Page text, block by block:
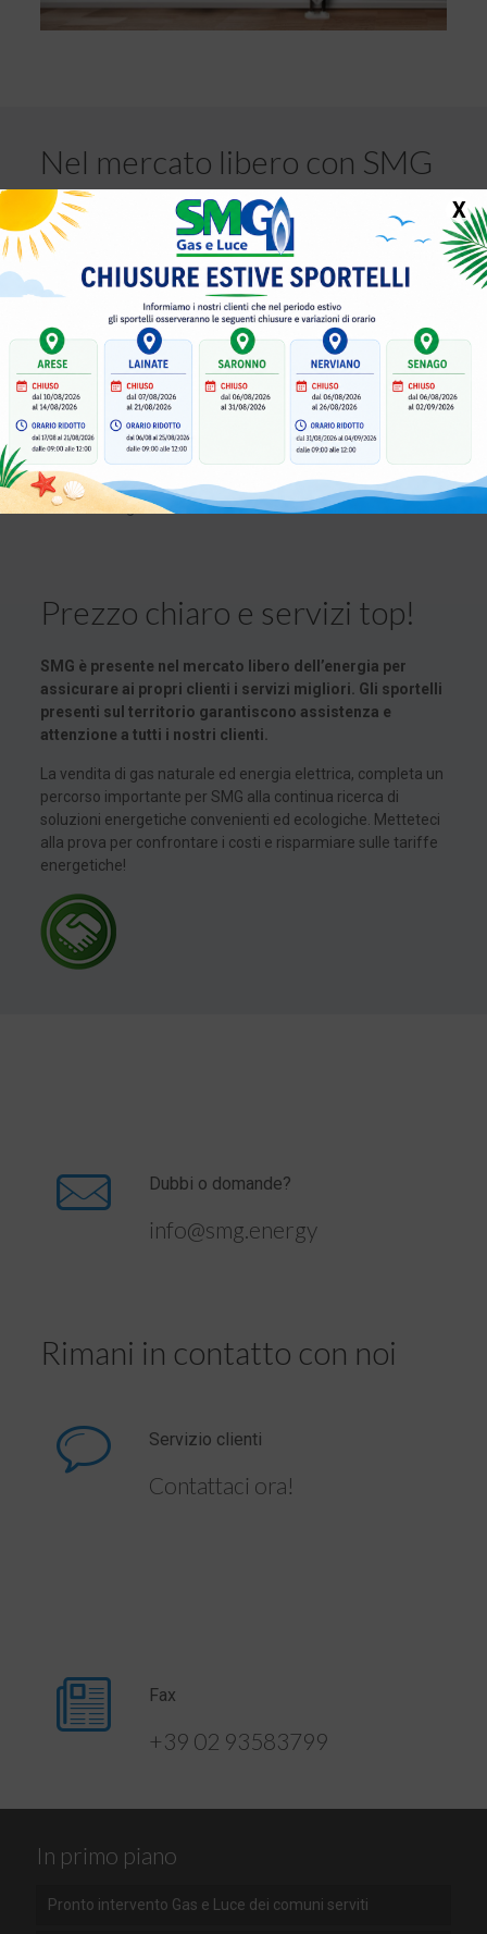
Nel mercato libero con SMG
Assistenza sul territorio tramite sportelli
Letture effettive mensili o bimestrali
Le migliori offerte per risparmiare sui consumi di
casa e attività
Fornitura gas e energia elettrica a prezzi
vantaggiosi e garanzia di risparmio immediato
Contratti di efficienza energetica
Un unico interlocutore per le vostre necessità
energetiche
Prezzo chiaro e servizi top!
SMG è presente nel mercato libero dell’energia per
assicurare ai propri clienti i servizi migliori. Gli sportelli
presenti sul territorio garantiscono assistenza e
attenzione a tutti i nostri clienti.
La vendita di gas naturale ed energia elettrica, completa un
percorso importante per SMG alla continua ricerca di
soluzioni energetiche convenienti ed ecologiche. Metteteci
alla prova per confrontare i costi e risparmiare sulle tariffe
energetiche!
Dubbi o domande?
info@smg.energy
Rimani in contatto con noi
Servizio clienti
Contattaci ora!
Fax
+39 02 93583799
In primo piano
Pronto intervento Gas e Luce dei comuni serviti
X